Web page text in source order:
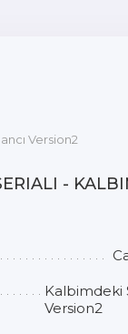
Version2
-
Kalbimdeki
Version2